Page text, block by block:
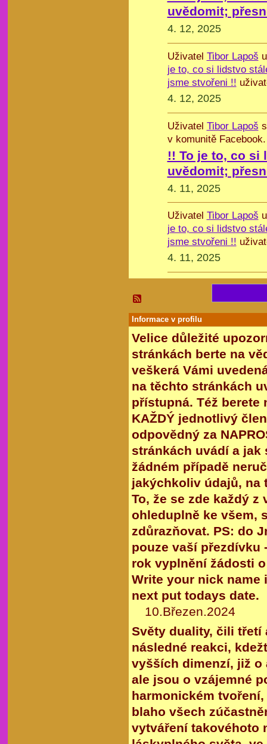
uvědomit;
4. 12, 2025
Uživatel Tibor Lapoš
je to, co si lidstvo
jsme stvořeni !!
4. 12, 2025
Uživatel Tibor Lapoš
v komunitě Facebook.
!! To je to, co si
uvědomit;
4. 11, 2025
Uživatel Tibor Lapoš
je to, co si lidstvo
jsme stvořeni !!
4. 11, 2025
Informace v profilu
Velice důležité
stránkách berte na
veškerá Vámi
na těchto stránkách
přístupná. Též berete
KAŽDÝ jednotlivý
odpovědný za
stránkách uvádí a jak
žádném případě
jakýchkoliv údajů, na
To, že se zde každý z
ohleduplně ke všem,
zdůrazňovat. PS: do
pouze vaší přezdívku
rok vyplnění žádosti o
Write your nick name
next put todays date.
10.Březen.2024
Světy duality, čili třetí
následné reakci,
vyšších dimenzí, již o
ale jsou o vzájemné
harmonickém
blaho všech
vytváření takovéhoto